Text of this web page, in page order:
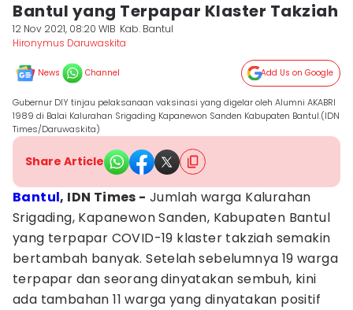
Bantul yang Terpapar Klaster Takziah
12 Nov 2021, 08:20 WIB Kab. Bantul
Hironymus Daruwaskita
News Channel Add Us on Google
Gubernur DIY tinjau pelaksanaan vaksinasi yang digelar oleh Alumni AKABRI
1989 di Balai Kalurahan Srigading Kapanewon Sanden Kabupaten Bantul.(IDN
Times/Daruwaskita)
Share Article
Bantul, IDN Times - ‎Jumlah warga Kalurahan
Srigading, Kapanewon Sanden, Kabupaten Bantul
yang terpapar COVID-19 klaster takziah semakin
bertambah banyak. Setelah sebelumnya 19 warga
terpapar dan seorang dinyatakan sembuh, kini
ada tambahan 11 warga yang dinyatakan positif